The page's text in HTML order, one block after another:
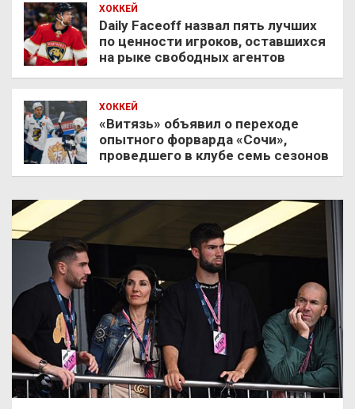
ХОККЕЙ
Daily Faceoff назвал пять лучших
по ценности игроков, оставшихся
на рыке свободных агентов
ХОККЕЙ
«Витязь» объявил о переходе
опытного форварда «Сочи»,
проведшего в клубе семь сезонов